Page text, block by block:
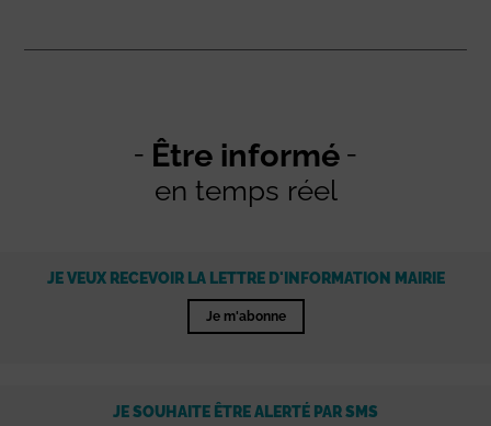
Être informé
en temps réel
JE VEUX RECEVOIR LA LETTRE D'INFORMATION MAIRIE
Je m'abonne
JE SOUHAITE ÊTRE ALERTÉ PAR SMS